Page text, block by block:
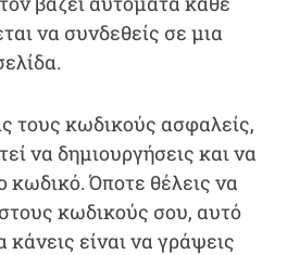
να συνδεθείς σε μια
τους κωδικούς ασφαλείς,
να δημιουργήσεις και να
κωδικό. Όποτε θέλεις να
κωδικούς σου, αυτό
κάνεις είναι να γράψεις